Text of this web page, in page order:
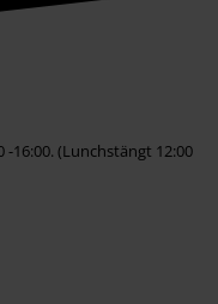
16:00. (Lunchstängt 12:00